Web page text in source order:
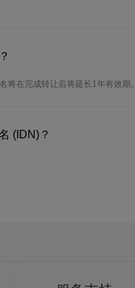
将在完成转让后将延长1年有效期。
(IDN)？